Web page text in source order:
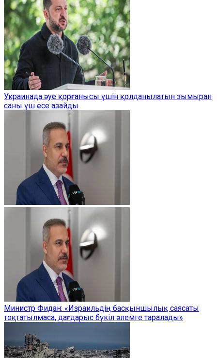
Украинада әуе қорғанысы үшін қолданылатын зымыран
саны үш есе азайды
Министр Фидан: «Израильдің басқыншылық саясаты
тоқтатылмаса, дағдарыс бүкіл әлемге таралады»